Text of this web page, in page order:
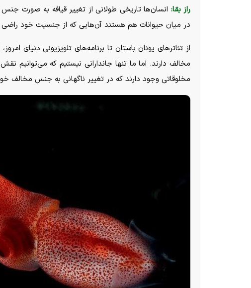
راز بقا: انسان‌ها تاریخی طولانی از تغییر قیافه به صورت
در میان حیوانات هم هستند آن‌هایی که از جنسیت خود راضی
از تئاتر‌های یونان باستان تا برنامه‌های تلویزیونی دنیای
مخالف دارند. اما ما تنها جاندارانی نیستیم که می‌توانیم
مخلوقاتی وجود دارند که در تغییر ناگهانی به جنس مخالف